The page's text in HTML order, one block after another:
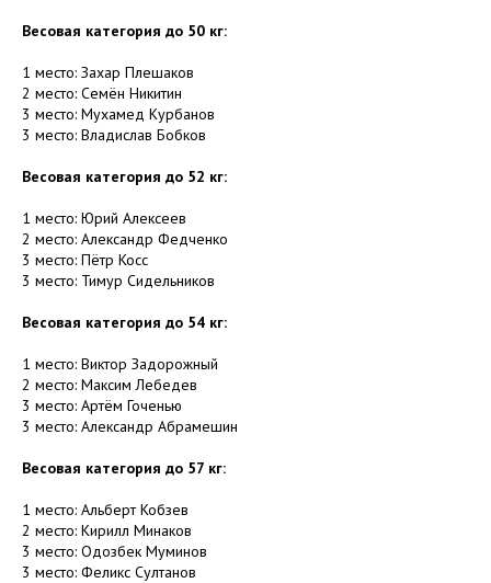
Весовая категория до 50 кг:
1 место: Захар Плешаков
2 место: Семён Никитин
3 место: Мухамед Курбанов
3 место: Владислав Бобков
Весовая категория до 52 кг:
1 место: Юрий Алексеев
2 место: Александр Федченко
3 место: Пётр Косс
3 место: Тимур Сидельников
Весовая категория до 54 кг:
1 место: Виктор Задорожный
2 место: Максим Лебедев
3 место: Артём Гоченью
3 место: Александр Абрамешин
Весовая категория до 57 кг:
1 место: Альберт Кобзев
2 место: Кирилл Минаков
3 место: Одозбек Муминов
3 место: Феликс Султанов